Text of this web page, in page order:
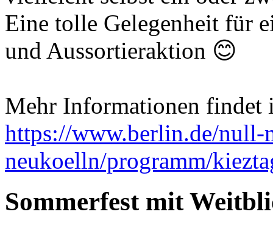
Eine tolle Gelegenheit für
und Aussortieraktion 😊
Mehr Informationen findet
https://www.berlin.de/null-
neukoelln/programm/
Sommerfest mit